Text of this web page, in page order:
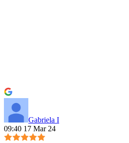
Gabriela I
09:40 17 Mar 24